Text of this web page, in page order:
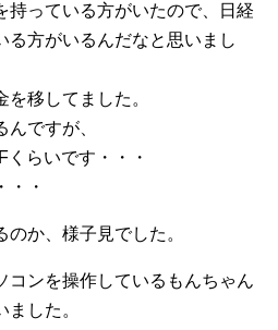
持っている方がいたので、日経
る方がいるんだなと思いまし
移してました。
ですが、
らいです・・・
・・
か、様子見でした。
コンを操作しているもんちゃん
した。